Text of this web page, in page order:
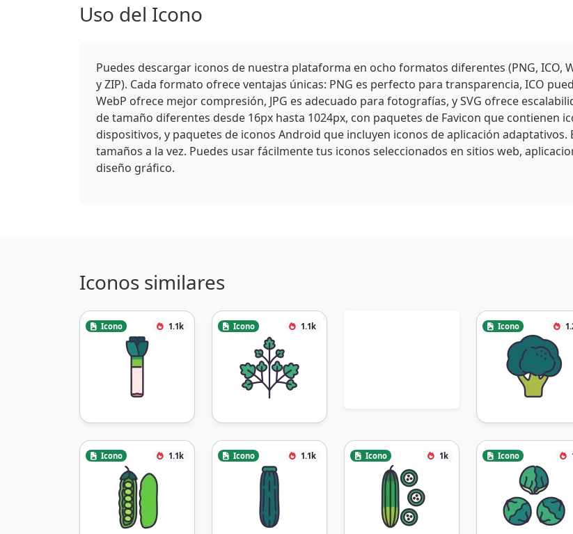
Uso del Icono
Puedes descargar iconos de nuestra plataforma en ocho formatos diferentes (PNG, ICO,
y ZIP). Cada formato ofrece ventajas únicas: PNG es perfecto para transparencia, ICO
WebP ofrece mejor compresión, JPG es adecuado para fotografías, y SVG ofrece
de tamaño diferentes desde 16px hasta 1024px, con paquetes de Favicon que contienen
dispositivos, y paquetes de iconos Android que incluyen iconos de aplicación
tamaños a la vez. Puedes usar fácilmente tus iconos seleccionados en sitios web,
diseño gráfico.
Iconos similares
Icono 1.1k Icono 1.1k Icono
Icono 1.1k Icono 1.1k Icono 1k Icono